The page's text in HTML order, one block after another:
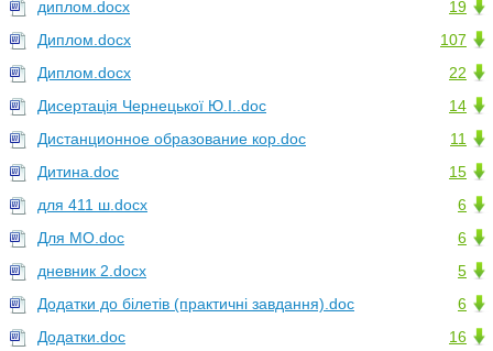
19
диплом.docx
107
Диплом.docx
22
Диплом.docx
14
Дисертація Чернецької Ю.І..doc
11
Дистанционное образование кор.doc
15
Дитина.doc
6
для 411 ш.docx
6
Для МО.doc
5
дневник 2.docx
6
Додатки до білетів (практичні завдання).doc
16
Додатки.doc